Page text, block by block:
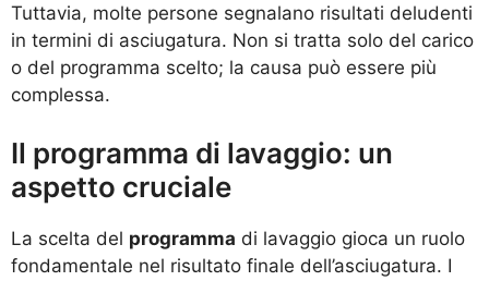
Tuttavia, molte persone segnalano risultati deludenti
in termini di asciugatura. Non si tratta solo del carico
o del programma scelto; la causa può essere più
complessa.
Il programma di lavaggio: un
aspetto cruciale
La scelta del programma di lavaggio gioca un ruolo
fondamentale nel risultato finale dell’asciugatura. I